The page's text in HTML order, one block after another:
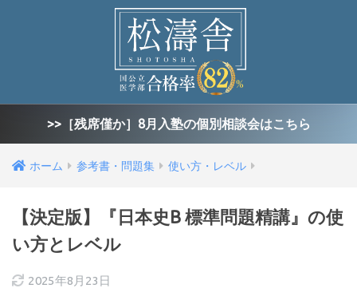
>>［残席僅か］8月入塾の個別相談会はこちら
ホーム 参考書・問題集 使い方・レベル
【決定版】『日本史B 標準問題精講』の使
い方とレベル
2025年8月23日